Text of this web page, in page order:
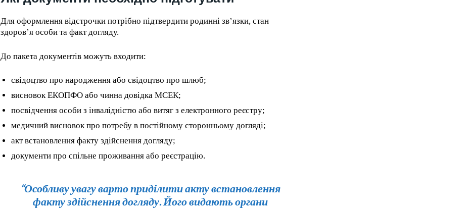
news and articles for a whole year.
Для оформлення відстрочки потрібно підтвердити родинні зв’язки, стан
здоров’я особи та факт догляду.
До пакета документів можуть входити:
свідоцтво про народження або свідоцтво про шлюб;
висновок ЕКОПФО або чинна довідка МСЕК;
посвідчення особи з інвалідністю або витяг з електронного реєстру;
медичний висновок про потребу в постійному сторонньому догляді;
акт встановлення факту здійснення догляду;
документи про спільне проживання або реєстрацію.
“Особливу увагу варто приділити акту встановлення
факту здійснення догляду. Його видають органи